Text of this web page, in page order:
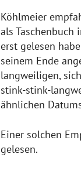
Köhlmeier
als Taschenbuch
erst gelesen
seinem Ende
langweiligen,
stink-stink-
ähnlichen
Einer solchen
gelesen.